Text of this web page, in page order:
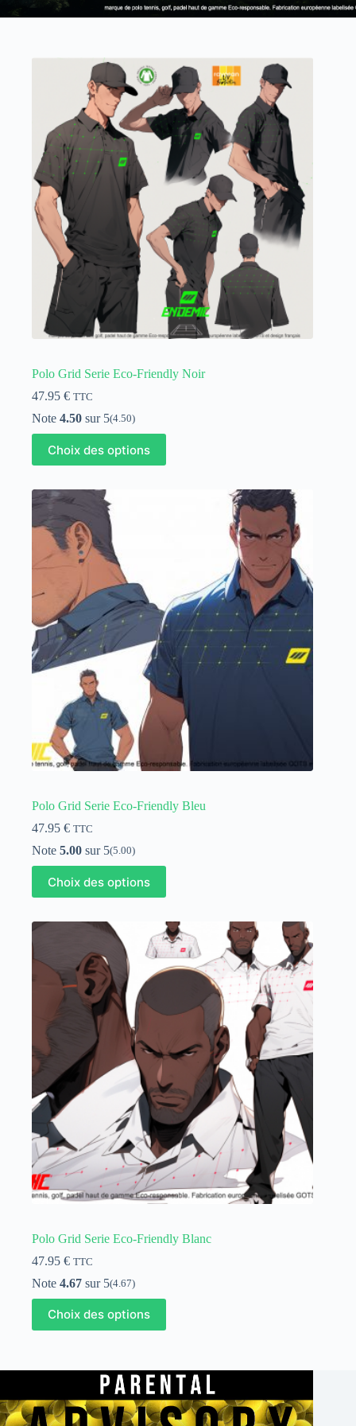
Polo Grid Serie Eco-Friendly Noir
47.95 € TTC
Note 4.50 sur 5(4.50)
Choix des options
Ce
produit
a
variations.
Les
options
peuvent
être
choisies
la
du
produit
Polo Grid Serie Eco-Friendly Bleu
47.95 € TTC
Note 5.00 sur 5(5.00)
Choix des options
produit
a
variations.
Les
options
peuvent
choisies
page
du
produit
Polo Grid Serie Eco-Friendly Blanc
47.95 € TTC
Note 4.67 sur 5(4.67)
Choix des options
Ce
produit
a
peuvent
être